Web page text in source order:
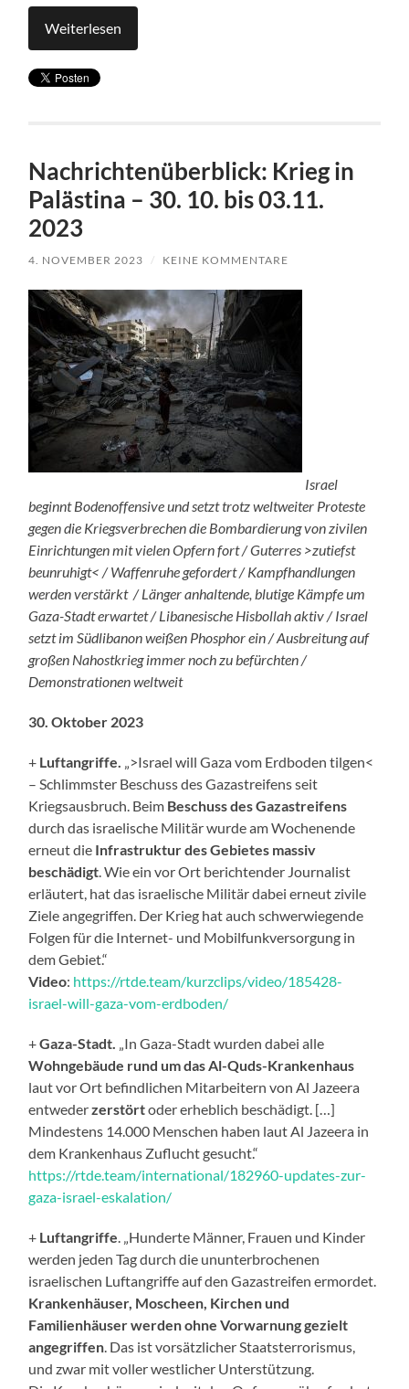
Weiterlesen
Nachrichtenüberblick: Krieg in
Palästina – 30. 10. bis 03.11.
2023
4. NOVEMBER 2023 / KEINE KOMMENTARE
Israel
beginnt Bodenoffensive und setzt trotz weltweiter Proteste
gegen die Kriegsverbrechen die Bombardierung von zivilen
Einrichtungen mit vielen Opfern fort / Guterres >zutiefst
beunruhigt< / Waffenruhe gefordert / Kampfhandlungen
werden verstärkt / Länger anhaltende, blutige Kämpfe um
Gaza-Stadt erwartet / Libanesische Hisbollah aktiv / Israel
setzt im Südlibanon weißen Phosphor ein / Ausbreitung auf
großen Nahostkrieg immer noch zu befürchten /
Demonstrationen weltweit
30. Oktober 2023
+ Luftangriffe.
„>Israel will Gaza vom Erdboden tilgen<
– Schlimmster Beschuss des Gazastreifens seit
Kriegsausbruch. Beim Beschuss des Gazastreifens
durch das israelische Militär wurde am Wochenende
erneut die Infrastruktur des Gebietes massiv
beschädigt . Wie ein vor Ort berichtender Journalist
erläutert, hat das israelische Militär dabei erneut zivile
Ziele angegriffen. Der Krieg hat auch schwerwiegende
Folgen für die Internet- und Mobilfunkversorgung in
dem Gebiet.“
Video: https://rtde.team/kurzclips/video/185428-
israel-will-gaza-vom-erdboden/
+Gaza-Stadt.
„In Gaza-Stadt wurden dabei alle
Wohngebäude rund um das Al-Quds-Krankenhaus
laut vor Ort befindlichen Mitarbeitern von Al Jazeera
entwederzerstörtoder erheblich beschädigt. […]
Mindestens 14.000 Menschen haben laut Al Jazeera in
dem Krankenhaus Zuflucht gesucht.“
https://rtde.team/international/182960-updates-zur-
gaza-israel-eskalation/
+ Luftangriffe . „Hunderte Männer, Frauen und Kinder
werden jeden Tag durch die ununterbrochenen
israelischen Luftangriffe auf den Gazastreifen ermordet.
Krankenhäuser, Moscheen, Kirchen und
Familienhäuser werden ohne Vorwarnung gezielt
angegriffen . Das ist vorsätzlicher Staatsterrorismus,
und zwar mit voller westlicher Unterstützung.